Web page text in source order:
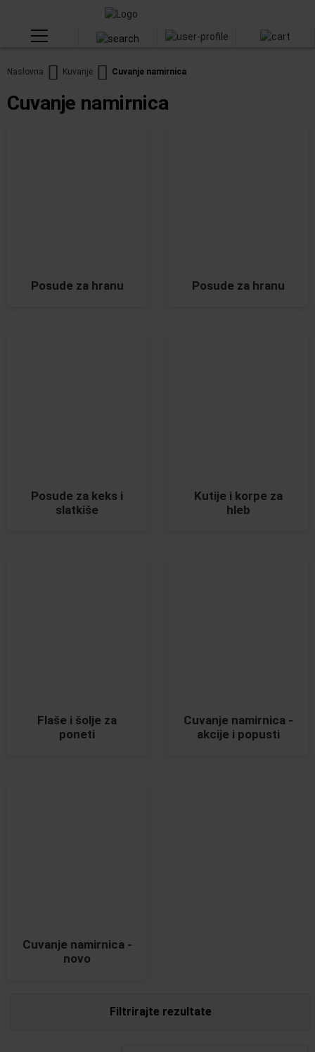
Naslovna Kuvanje Cuvanje namirnica
Cuvanje namirnica
Posude za hranu Posude za hranu
Posude za keks i
slatkiše
Kutije i korpe za
hleb
Flaše i šolje za
poneti
Cuvanje namirnica -
akcije i popusti
Cuvanje namirnica -
novo
Filtrirajte rezultate